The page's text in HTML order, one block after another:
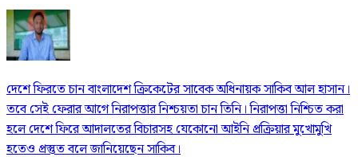
দেশে ফিরতে চান বাংলাদেশ ক্রিকেটের সাবেক অধিনায়ক সাকিব আল হাসান।
তবে সেই ফেরার আগে নিরাপত্তার নিশ্চয়তা চান তিনি। নিরাপত্তা নিশ্চিত করা
হলে দেশে ফিরে আদালতের বিচারসহ যেকোনো আইনি প্রক্রিয়ার মুখোমুখি
হতেও প্রস্তুত বলে জানিয়েছেন সাকিব।